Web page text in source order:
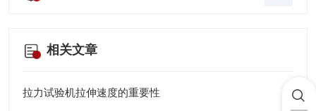
相关文章
拉力试验机拉伸速度的重要性